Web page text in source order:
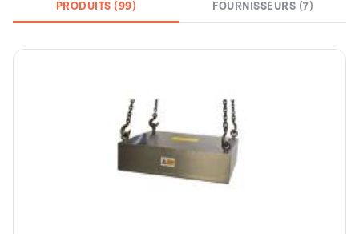
PRODUITS (99) FOURNISSEURS (7)